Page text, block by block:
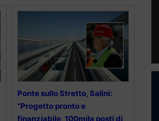
Ponte sullo Stretto, Salini:
“Progetto pronto e
finanziabile, 100mila posti di